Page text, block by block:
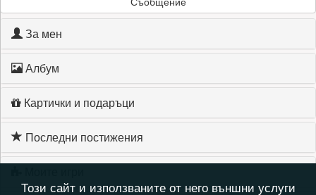
За мен
Албум
Картички и подаръци
Последни постижения
Този сайт и използваните от него външни услуги